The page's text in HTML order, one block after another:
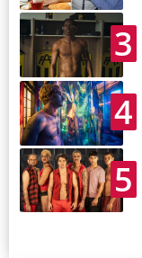
3
4
5